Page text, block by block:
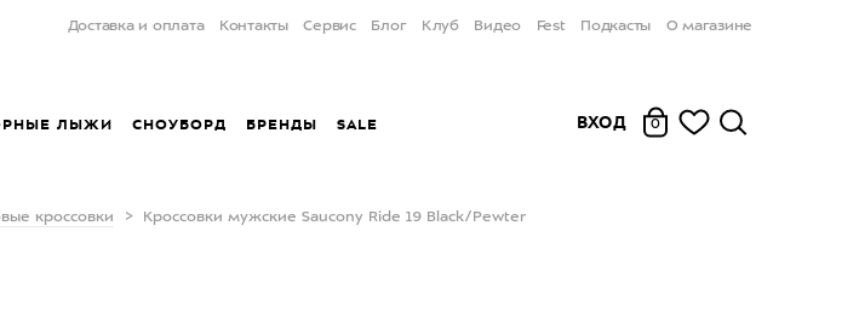
Доставка и оплата Контакты Сервис Блог Клуб Видео Fest Подкасты О магазине
ЛЫЖИ СНОУБОРД БРЕНДЫ SALE ВХОД 0
кроссовки Кроссовки мужские Saucony Ride 19 Black/Pewter